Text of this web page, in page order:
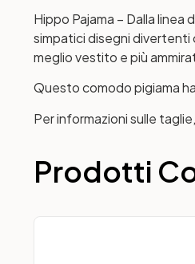
Hippo Pajama – Dalla linea
simpatici disegni divertenti
meglio vestito e più
Questo comodo pigiama
Per informazioni sulle taglie,
Prodotti